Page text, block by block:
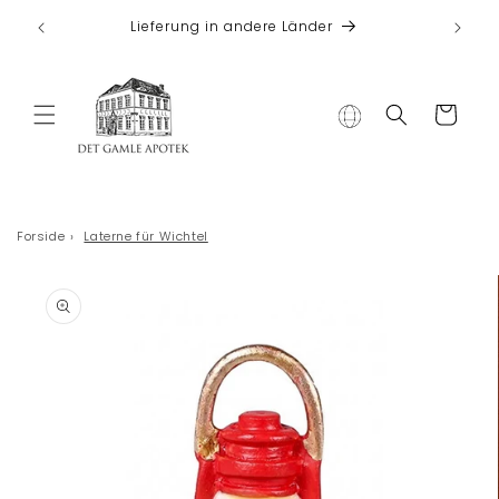
Inhalt
Lieferung in andere Länder
Warenkorb
Forside › Laterne für Wichtel